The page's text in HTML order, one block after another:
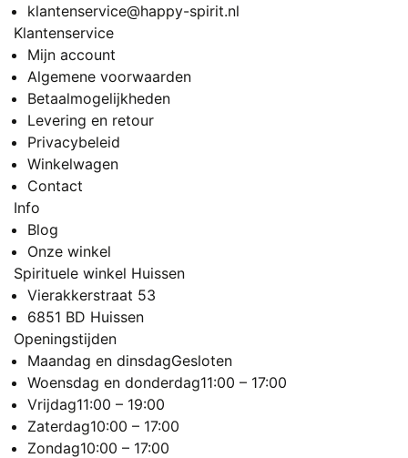
klantenservice@happy-spirit.nl
Klantenservice
Mijn account
Algemene voorwaarden
Betaalmogelijkheden
Levering en retour
Privacybeleid
Winkelwagen
Contact
Info
Blog
Onze winkel
Spirituele winkel Huissen
Vierakkerstraat 53
6851 BD Huissen
Openingstijden
Maandag en dinsdagGesloten
Woensdag en donderdag11:00 – 17:00
Vrijdag11:00 – 19:00
Zaterdag10:00 – 17:00
Zondag10:00 – 17:00